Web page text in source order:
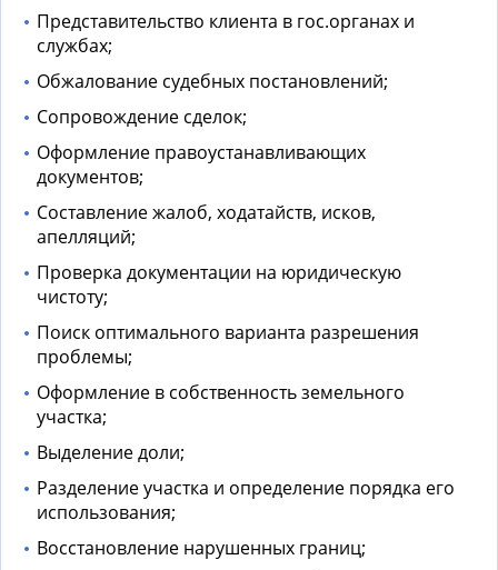
Представительство клиента в гос.органах и
службах;
Обжалование судебных постановлений;
Сопровождение сделок;
Оформление правоустанавливающих
документов;
Составление жалоб, ходатайств, исков,
апелляций;
Проверка документации на юридическую
чистоту;
Поиск оптимального варианта разрешения
проблемы;
Оформление в собственность земельного
участка;
Выделение доли;
Разделение участка и определение порядка его
использования;
Восстановление нарушенных границ;